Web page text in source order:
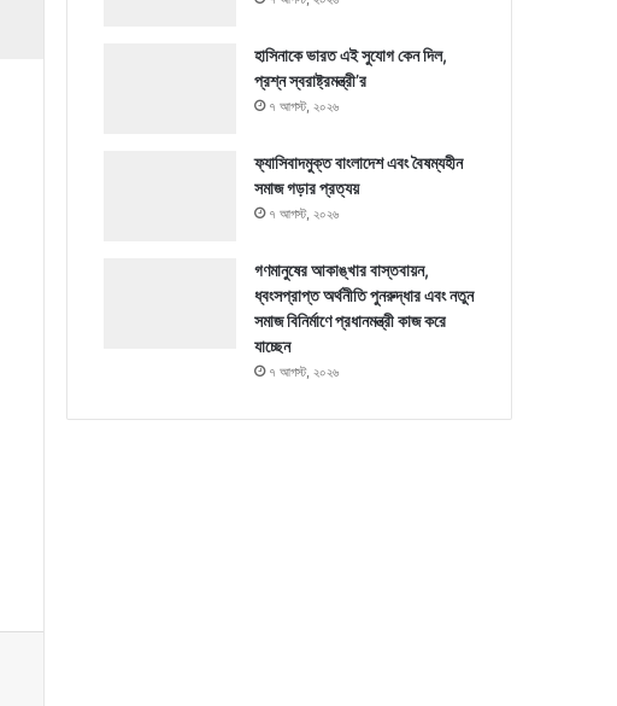
হাসিনাকে ভারত এই সুযোগ কেন দিল,
প্রশ্ন স্বরাষ্ট্রমন্ত্রী’র
৭ আগস্ট, ২০২৬
ফ্যাসিবাদমুক্ত বাংলাদেশ এবং বৈষম্যহীন
সমাজ গড়ার প্রত্যয়
৭ আগস্ট, ২০২৬
গণমানুষের আকাঙ্খার বাস্তবায়ন,
ধ্বংসপ্রাপ্ত অর্থনীতি পুনরুদ্ধার এবং নতুন
সমাজ বিনির্মাণে প্রধানমন্ত্রী কাজ করে
যাচ্ছেন
৭ আগস্ট, ২০২৬